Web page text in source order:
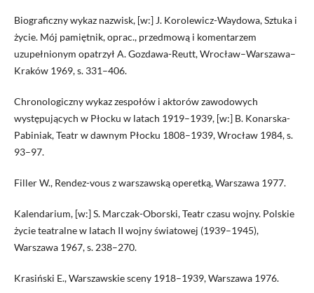
Biograficzny wykaz nazwisk, [w:] J. Korolewicz-Waydowa, Sztuka i
życie. Mój pamiętnik, oprac., przedmową i komentarzem
uzupełnionym opatrzył A. Gozdawa-Reutt, Wrocław–Warszawa–
Kraków 1969, s. 331–406.
Chronologiczny wykaz zespołów i aktorów zawodowych
występujących w Płocku w latach 1919–1939, [w:] B. Konarska-
Pabiniak, Teatr w dawnym Płocku 1808–1939, Wrocław 1984, s.
93–97.
Filler W., Rendez-vous z warszawską operetką, Warszawa 1977.
Kalendarium, [w:] S. Marczak-Oborski, Teatr czasu wojny. Polskie
życie teatralne w latach II wojny światowej (1939–1945),
Warszawa 1967, s. 238–270.
Krasiński E., Warszawskie sceny 1918–1939, Warszawa 1976.